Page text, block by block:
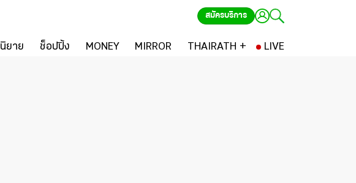
สมัครบริการ
นิยาย ช็อปปิ้ง MONEY MIRROR THAIRATH + LIVE